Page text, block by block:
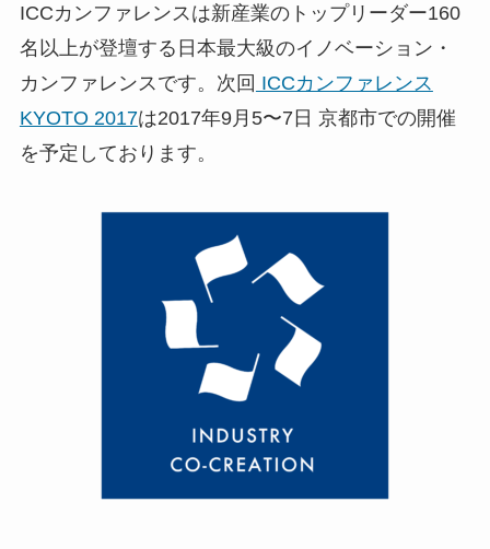
ICCカンファレンスは新産業のトップリーダー160
名以上が登壇する日本最大級のイノベーション・
カンファレンスです。次回 ICCカンファレンス
KYOTO 2017は2017年9月5〜7日 京都市での開催
を予定しております。